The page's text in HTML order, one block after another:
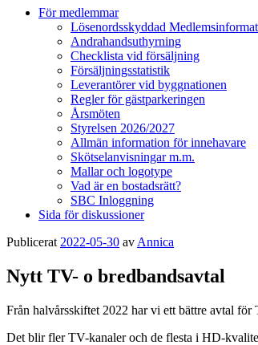
För medlemmar
Lösenordsskyddad
Andrahandsuthyrning
Checklista vid försäljning
Försäljningsstatistik
Leverantörer vid byggnationen
Regler för gästparkeringen
Årsmöten
Styrelsen 2026/2027
Allmän information för innehavare
Skötselanvisningar m.m.
Mallar och logotype
Vad är en bostadsrätt?
SBC Inloggning
Sida för diskussioner
Publicerat 2022-05-30 av Annica
Nytt TV- o bredbandsavtal
Från halvårsskiftet 2022 har vi ett bättre avtal för
Det blir fler TV-kanaler och de flesta i HD-